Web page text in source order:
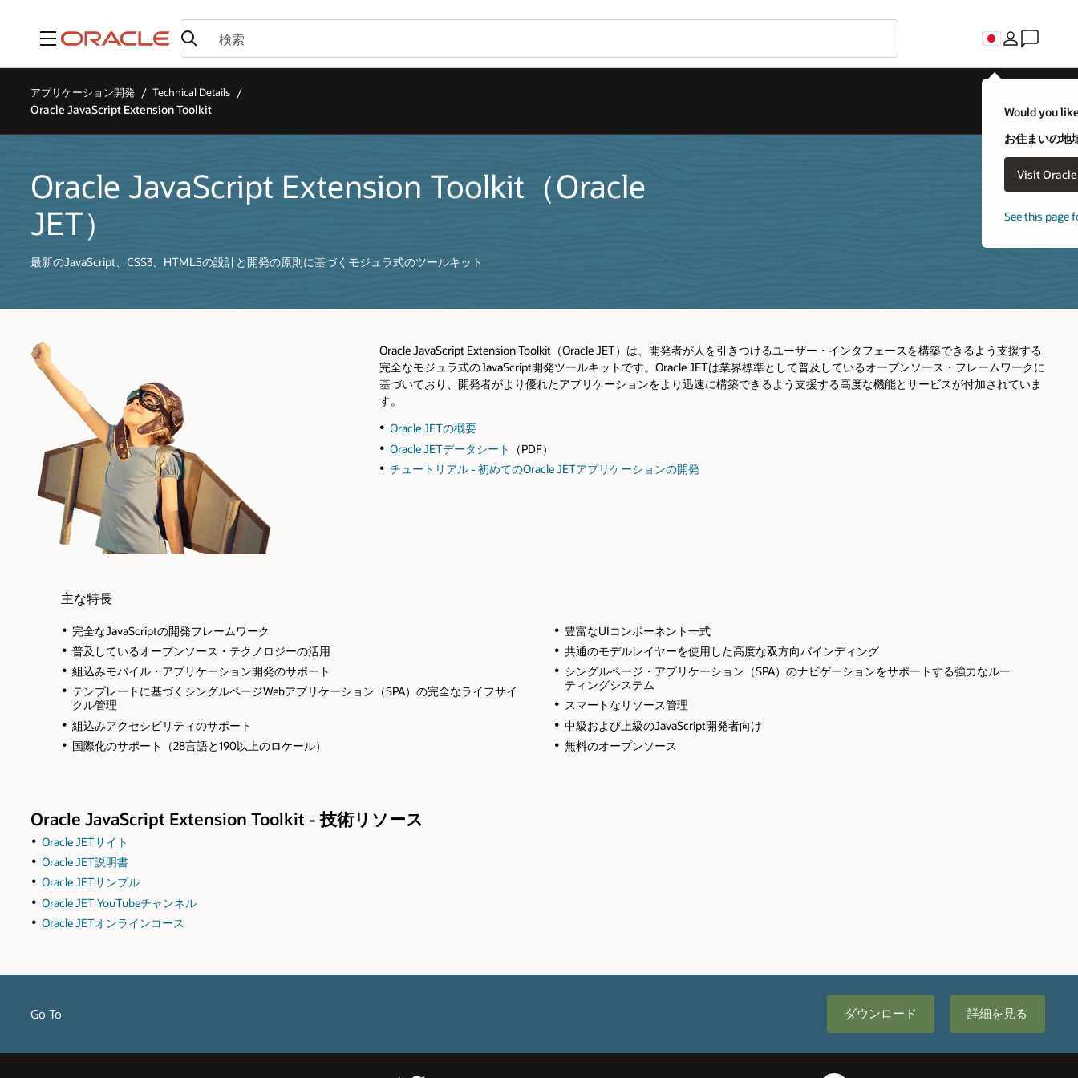
メニュー
Would you
お住まいの地
Visit
See this page
アプリケーション開発 Technical Details
Oracle JavaScript Extension Toolkit
Oracle JavaScript Extension Toolkit（Oracle
JET）
最新のJavaScript、CSS3、HTML5の設計と開発の原則に基づくモジュラ式のツールキット
Oracle JavaScript Extension Toolkit（Oracle JET）は、開発者が人を引きつけるユーザー・インタフェースを構築できるよう支援する
完全なモジュラ式のJavaScript開発ツールキットです。Oracle JETは業界標準として普及しているオープンソース・フレームワークに
基づいており、開発者がより優れたアプリケーションをより迅速に構築できるよう支援する高度な機能とサービスが付加されていま
す。
Oracle JETの概要
Oracle JETデータシート
（PDF）
チュートリアル - 初めてのOracle JETアプリケーションの開発
主な特長
完全なJavaScriptの開発フレームワーク
普及しているオープンソース・テクノロジーの活用
組込みモバイル・アプリケーション開発のサポート
テンプレートに基づくシングルページWebアプリケーション（SPA）の完全なライフサイ
クル管理
組込みアクセシビリティのサポート
国際化のサポート（28言語と190以上のロケール）
豊富なUIコンポーネント一式
共通のモデルレイヤーを使用した高度な双方向バインディング
シングルページ・アプリケーション（SPA）のナビゲーションをサポートする強力なルー
ティングシステム
スマートなリソース管理
中級および上級のJavaScript開発者向け
無料のオープンソース
Oracle JavaScript Extension Toolkit - 技術リソース
Oracle JETサイト
Oracle JET説明書
Oracle JETサンプル
Oracle JET YouTubeチャンネル
Oracle JETオンラインコース
Go To ダウンロード 詳細を見る